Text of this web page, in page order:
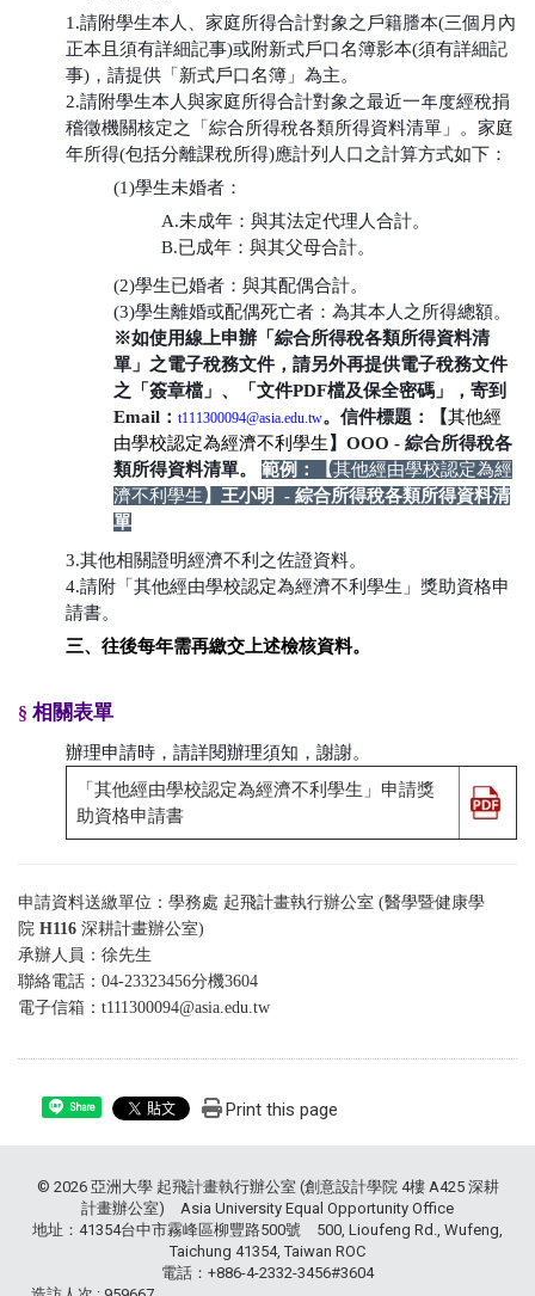
1.請附學生本人、家庭所得合計對象之戶籍謄本(三個月內
正本且須有詳細記事)或附新式戶口名簿影本(須有詳細記
事)，請提供「新式戶口名簿」為主。
2.請附學生本人與家庭所得合計對象之最近一年度經稅捐
稽徵機關核定之「綜合所得稅各類所得資料清單」。家庭
年所得(包括分離課稅所得)應計列人口之計算方式如下：
(1)學生未婚者：
A.未成年：與其法定代理人合計。
B.已成年：與其父母合計。
(2)學生已婚者：與其配偶合計。
(3)學生離婚或配偶死亡者：為其本人之所得總額。
※如使用線上申辦「綜合所得稅各類所得資料清
單」之電子稅務文件，請另外再提供電子稅務文件
之「簽章檔」、「文件PDF檔及保全密碼」，寄到
Email： t111300094@asia.edu.tw。信件標題：【其他經
由學校認定為經濟不利學生 】OOO - 綜合所得稅各
類所得資料清單。 範例：【其他經由學校認定為經
濟不利學生 】 王小明 - 綜合所得稅各類所得資料清
單
3.其他相關證明經濟不利之佐證資料。
4.請附「 其他經由學校認定為經濟不利學生 」獎助資格申
請書。
三、往後每年需再繳交上述檢核資料。
§ 相關表單
辦理申請時，請詳閱辦理須知，謝謝。
「其他經由學校認定為經濟不利學生」申請獎
助資格申請書
申請資料送繳單位：學務處 起飛計畫執行辦公室 (醫學暨健康學
院 H116 深耕計畫辦公室)
承辦人員：徐先生
聯絡電話：04-23323456分機3604
電子信箱： t111300094@asia.edu.tw
Share Print this page
© 2026 亞洲大學 起飛計畫執行辦公室 (創意設計學院 4樓 A425 深耕
計畫辦公室) Asia University Equal Opportunity Office
地址：41354台中市霧峰區柳豐路500號 500, Lioufeng Rd., Wufeng,
Taichung 41354, Taiwan ROC
電話：+886-4-2332-3456#3604